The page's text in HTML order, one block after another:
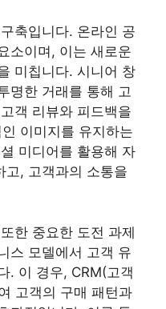
축입니다. 온라인 공
소이며, 이는 새로운
미칩니다. 시니어 창
명한 거래를 통해 고
객 리뷰와 피드백을
이미지를 유지하는
미디어를 활용해 자
고, 고객과의 소통을
한 중요한 도전 과제
스 모델에서 고객 유
. 이 경우, CRM(고객
고객의 구매 패턴과